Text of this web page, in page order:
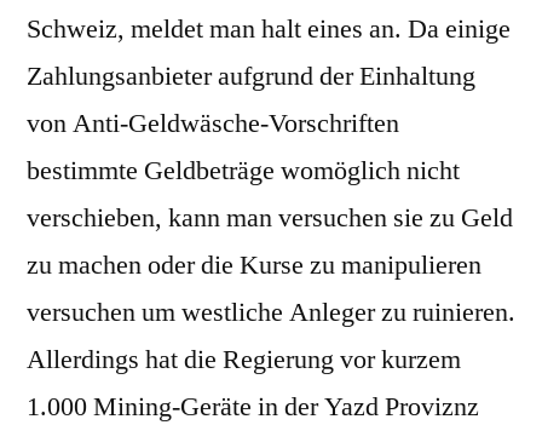
Schweiz, meldet man halt eines an. Da einige
Zahlungsanbieter aufgrund der Einhaltung
von Anti-Geldwäsche-Vorschriften
bestimmte Geldbeträge womöglich nicht
verschieben, kann man versuchen sie zu Geld
zu machen oder die Kurse zu manipulieren
versuchen um westliche Anleger zu ruinieren.
Allerdings hat die Regierung vor kurzem
1.000 Mining-Geräte in der Yazd Proviznz